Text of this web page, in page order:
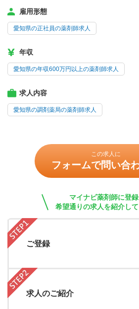
雇用形態
愛知県の正社員の薬剤師求人
年収
愛知県の年収600万円以上の薬剤師求人
求人内容
愛知県の調剤薬局の薬剤師求人
この求人に
フォームで問い合
マイナビ薬剤師に登
希望通りの求人を紹介して
ご登録
求人のご紹介